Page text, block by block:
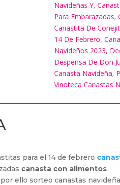
Navideñas Y,
Para Embarazadas,
Canastita De
14 De Febrero,
Navideños 2023,
Despensa De Don
Canasta Navideña,
Vinoteca Canastas
para el 14 de febrero
canasta con alimentos
ello sorteo canastas